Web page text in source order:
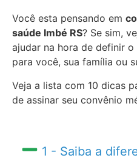
Você esta pensando em
saúde Imbé RS? Se sim,
ajudar na hora de definir
para você, sua família ou
Veja a lista com 10 dicas
de assinar seu convênio
1 - Saiba a